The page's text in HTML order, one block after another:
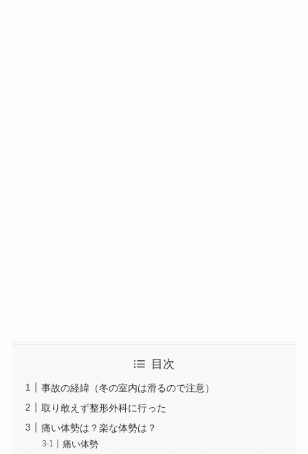
目次
事故の経緯（冬の室内は滑るので注意）
取り敢えず整形外科に行った
痛い体勢は？楽な体勢は？
痛い体勢